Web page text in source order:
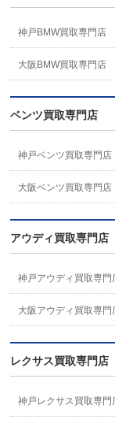
神戸BMW買取専門店
大阪BMW買取専門店
ベンツ買取専門店
神戸ベンツ買取専門店
大阪ベンツ買取専門店
アウディ買取専門店
神戸アウディ買取専門
大阪アウディ買取専門
レクサス買取専門店
神戸レクサス買取専門